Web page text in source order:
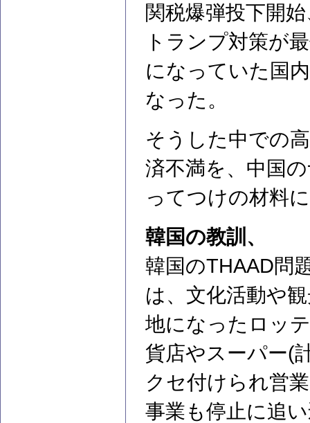
関税爆弾投下開
トランプ対策が
になっていた国
なった。
そうした中での
済不満を、中国
ってつけの材料
韓国の教訓、
韓国のTHAAD問
は、文化活動や
地になったロッ
貨店やスーパー(
クセ付けられ営
事業も停止に追